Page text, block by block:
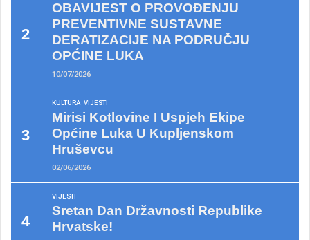
OBAVIJEST O PROVOĐENJU
PREVENTIVNE SUSTAVNE
DERATIZACIJE NA PODRUČJU
OPĆINE LUKA
10/07/2026
KULTURA VIJESTI
Mirisi Kotlovine I Uspjeh Ekipe
Općine Luka U Kupljenskom
Hruševcu
02/06/2026
VIJESTI
Sretan Dan Državnosti Republike
Hrvatske!